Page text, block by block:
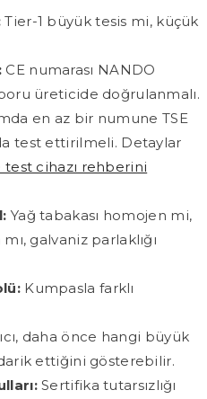
Tier-1 büyük tesis mi, küçük
CE numarası NANDO
üreticide doğrulanmalı.
en az bir numune TSE
test ettirilmeli. Detaylar
cihazı rehberini
Yağ tabakası homojen mi,
galvaniz parlaklığı
Kumpasla farklı
daha önce hangi büyük
ettiğini gösterebilir.
Sertifika tutarsızlığı